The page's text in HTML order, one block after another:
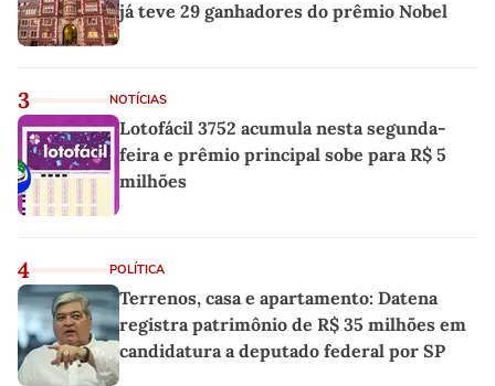
já teve 29 ganhadores do prêmio Nobel
3 NOTÍCIAS
Lotofácil 3752 acumula nesta segunda-
feira e prêmio principal sobe para R$ 5
milhões
4 POLÍTICA
Terrenos, casa e apartamento: Datena
registra patrimônio de R$ 35 milhões em
candidatura a deputado federal por SP